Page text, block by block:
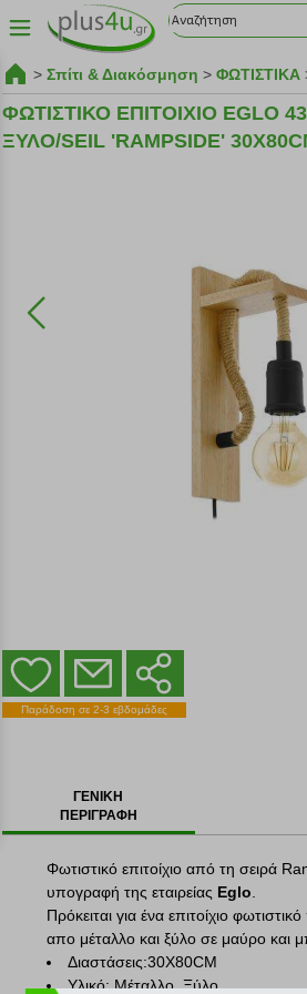
> Σπίτι & Διακόσμηση > ΦΩΤΙΣΤΙΚΑ
ΦΩΤΙΣΤΙΚΟ ΕΠΙΤΟΙΧΙΟ EGLO
ΞΥΛΟ/SEIL 'RAMPSIDE'
Παράδοση σε 2-3 εβδομάδες
ΓΕΝΙΚΗ
ΠΕΡΙΓΡΑΦΗ
Φωτιστικό επιτοίχιο από τη σειρά
υπογραφή της εταιρείας Eglo.
Πρόκειται για ένα επιτοίχιο
απο μέταλλο και ξύλο σε μαύρο και
Διαστάσεις:30Χ80CM
Υλικό: Μέταλλο, Ξύλο